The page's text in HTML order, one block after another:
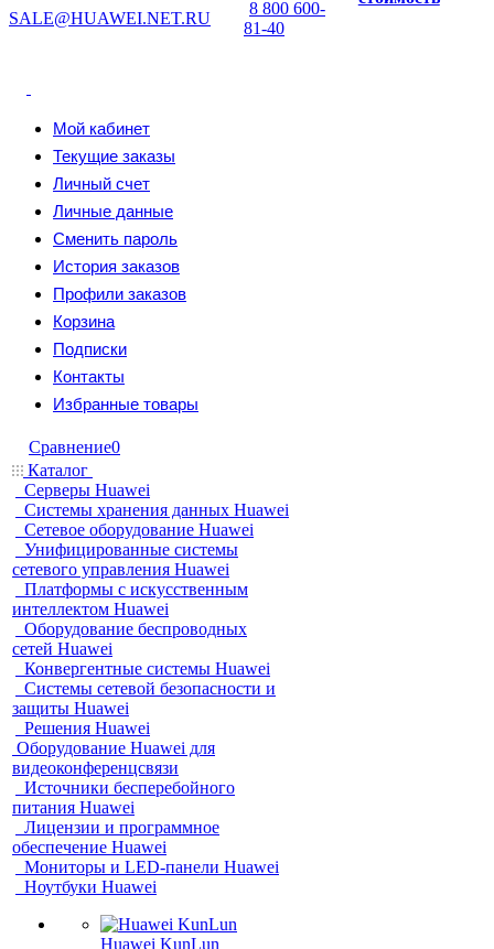
SALE@HUAWEI.NET.RU
8 800 600-
81-40
Мой кабинет
Текущие заказы
Личный счет
Личные данные
Сменить пароль
История заказов
Профили заказов
Корзина
Подписки
Контакты
Избранные товары
Сравнение0
Каталог
Серверы Huawei
Системы хранения данных Huawei
Сетевое оборудование Huawei
Унифицированные системы
сетевого управления Huawei
Платформы с искусственным
интеллектом Huawei
Оборудование беспроводных
сетей Huawei
Конвергентные системы Huawei
Системы сетевой безопасности и
защиты Huawei
Решения Huawei
Оборудование Huawei для
видеоконференцсвязи
Источники бесперебойного
питания Huawei
Лицензии и программное
обеспечение Huawei
Мониторы и LED-панели Huawei
Ноутбуки Huawei
Huawei KunLun